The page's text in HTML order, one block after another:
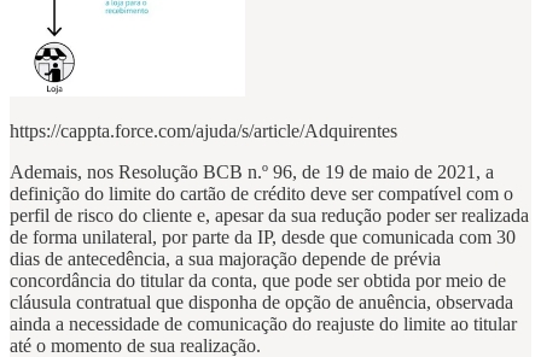
https://cappta.force.com/ajuda/s/article/Adquirentes
Ademais, nos Resolução BCB n.º 96, de 19 de maio de 2021, a
definição do limite do cartão de crédito deve ser compatível com o
perfil de risco do cliente e, apesar da sua redução poder ser realizada
de forma unilateral, por parte da IP, desde que comunicada com 30
dias de antecedência, a sua majoração depende de prévia
concordância do titular da conta, que pode ser obtida por meio de
cláusula contratual que disponha de opção de anuência, observada
ainda a necessidade de comunicação do reajuste do limite ao titular
até o momento de sua realização.